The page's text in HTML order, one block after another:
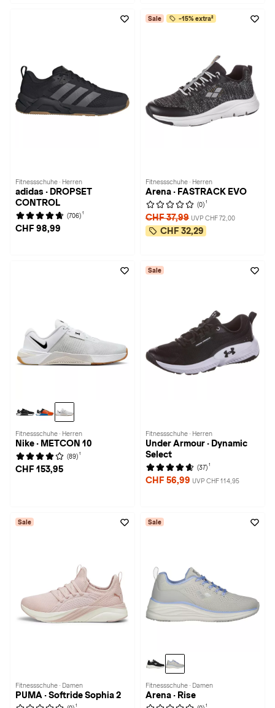
Fitnessschuhe · Herren
adidas · DROPSET
CONTROL
(706) 1
CHF 98,99
Sale -15% extra²
Fitnessschuhe · Herren
Arena · FASTRACK EVO
(0) 1
CHF 37,99 UVP CHF 72,00
CHF 32,29
Fitnessschuhe · Herren
Nike · METCON 10
(89) 1
CHF 153,95
Sale
Fitnessschuhe · Herren
Under Armour · Dynamic
Select
(37) 1
CHF 56,99 UVP CHF 114,95
Sale
Fitnessschuhe · Damen
PUMA · Softride Sophia 2
1
Sale
Fitnessschuhe · Damen
Arena · Rise
1